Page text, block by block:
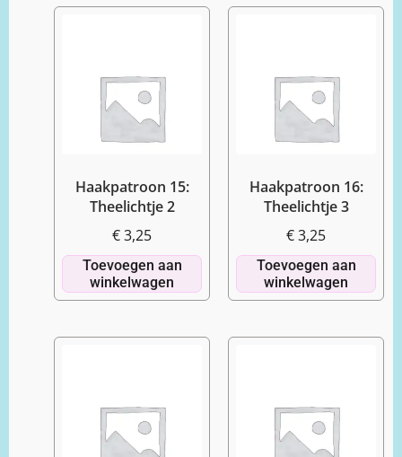
Haakpatroon 15:
Theelichtje 2
€3,25
Toevoegen aan
winkelwagen
Haakpatroon 16:
Theelichtje 3
€3,25
Toevoegen aan
winkelwagen